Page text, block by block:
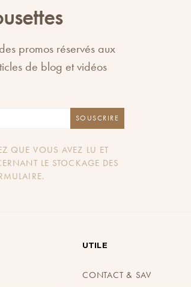
promos réservés aux
de blog et vidéos
SOUSCRIRE
QUE VOUS AVEZ LU ET
LE STOCKAGE DES
UTILE
CONTACT & SAV